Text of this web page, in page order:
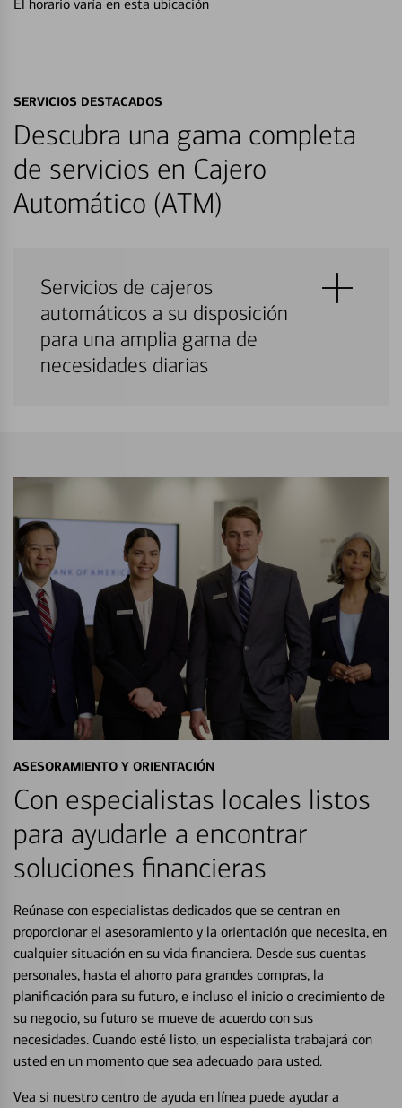
El horario varía en esta ubicación
SERVICIOS DESTACADOS
Descubra una gama completa
de servicios en Cajero
Automático (ATM)
Servicios de cajeros
automáticos a su disposición
para una amplia gama de
necesidades diarias
ASESORAMIENTO Y ORIENTACIÓN
Con especialistas locales listos
para ayudarle a encontrar
soluciones financieras
Reúnase con especialistas dedicados que se centran en
proporcionar el asesoramiento y la orientación que necesita, en
cualquier situación en su vida financiera. Desde sus cuentas
personales, hasta el ahorro para grandes compras, la
planificación para su futuro, e incluso el inicio o crecimiento de
su negocio, su futuro se mueve de acuerdo con sus
necesidades. Cuando esté listo, un especialista trabajará con
usted en un momento que sea adecuado para usted.
Vea si nuestro centro de ayuda en línea puede ayudar a